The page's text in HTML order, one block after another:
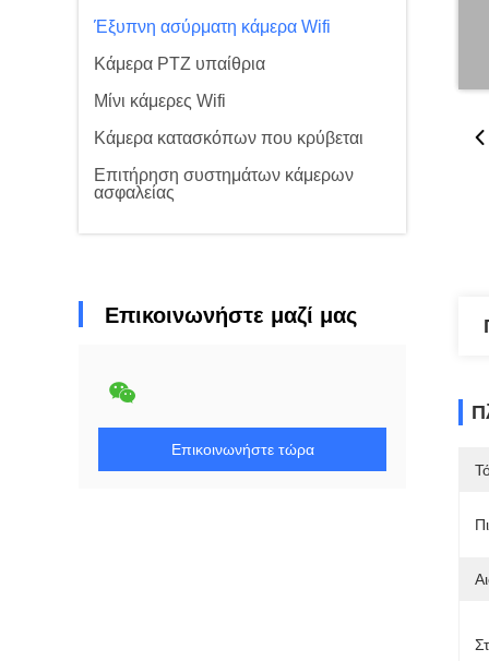
Έξυπνη ασύρματη κάμερα Wifi
Κάμερα PTZ υπαίθρια
Μίνι κάμερες Wifi
Κάμερα κατασκόπων που κρύβεται
Επιτήρηση συστημάτων κάμερων
ασφαλείας
Επικοινωνήστε μαζί μας
Επικοινωνήστε τώρα